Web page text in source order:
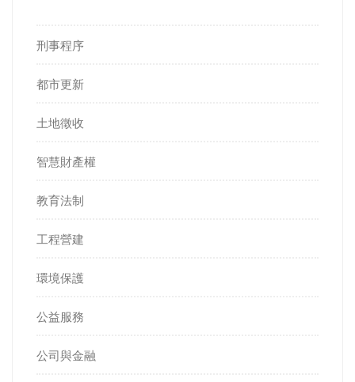
刑事程序
都市更新
土地徵收
智慧財產權
教育法制
工程營建
環境保護
公益服務
公司與金融